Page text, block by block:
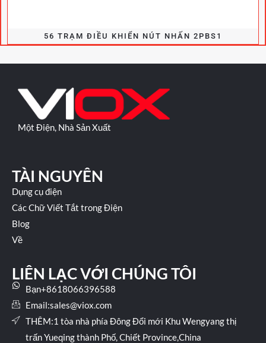
56 TRẠM ĐIỀU KHIỂN NÚT NHẤN 2PBS1
Một Điện, Nhà Sản Xuất
TÀI NGUYÊN
Dụng cụ điện
Các Chữ Viết Tắt trong Điện
Blog
Về
LIÊN LẠC VỚI CHÚNG TÔI
Bạn+8618066396588
Email:sales@viox.com
THÊM:1 tòa nhà phía Đông Đổi mới Khu Wengyang thị
trấn Yueqing thành Phố, Chiết Province,China